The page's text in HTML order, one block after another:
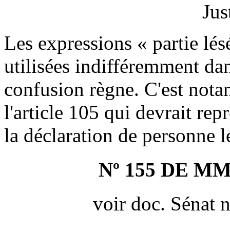
Les expressions « partie
utilisées indifféremment
confusion règne. C'est
l'article 105 qui devrait
la déclaration de personne
Nº 155 DE
voir doc. Sénat